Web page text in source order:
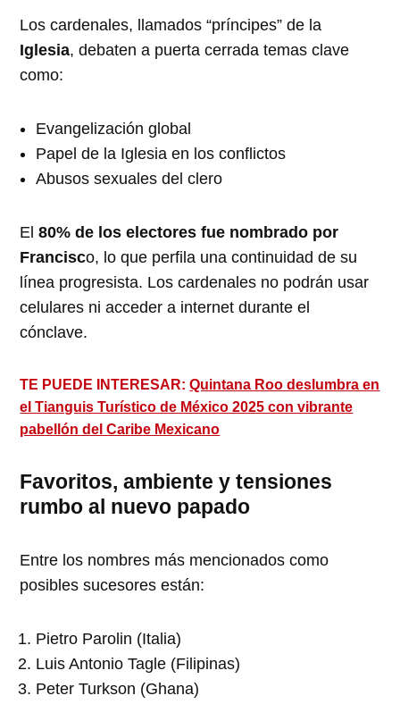
Los cardenales, llamados “príncipes” de la
Iglesia, debaten a puerta cerrada temas clave
como:
Evangelización global
Papel de la Iglesia en los conflictos
Abusos sexuales del clero
El 80% de los electores fue nombrado por
Francisco, lo que perfila una continuidad de su
línea progresista. Los cardenales no podrán usar
celulares ni acceder a internet durante el
cónclave.
TE PUEDE INTERESAR:Quintana Roo deslumbra en
el Tianguis Turístico de México 2025 con vibrante
pabellón del Caribe Mexicano
Favoritos, ambiente y tensiones
rumbo al nuevo papado
Entre los nombres más mencionados como
posibles sucesores están:
Pietro Parolin (Italia)
Luis Antonio Tagle (Filipinas)
Peter Turkson (Ghana)